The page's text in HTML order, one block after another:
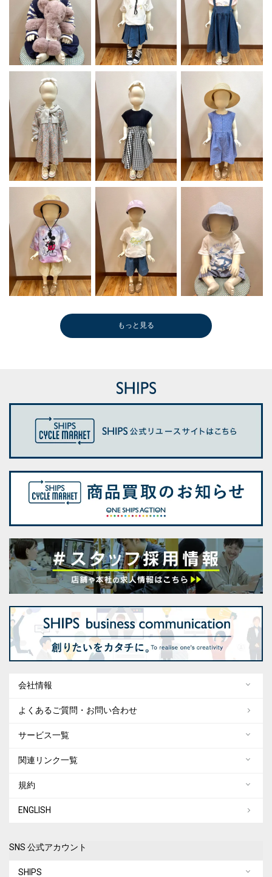
もっと見る
会社情報
よくあるご質問・お問い合わせ
サービス一覧
関連リンク一覧
規約
ENGLISH
SNS 公式アカウント
SHIPS